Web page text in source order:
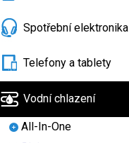
Spotřební elektronika
Telefony a tablety
Vodní chlazení
All-In-One